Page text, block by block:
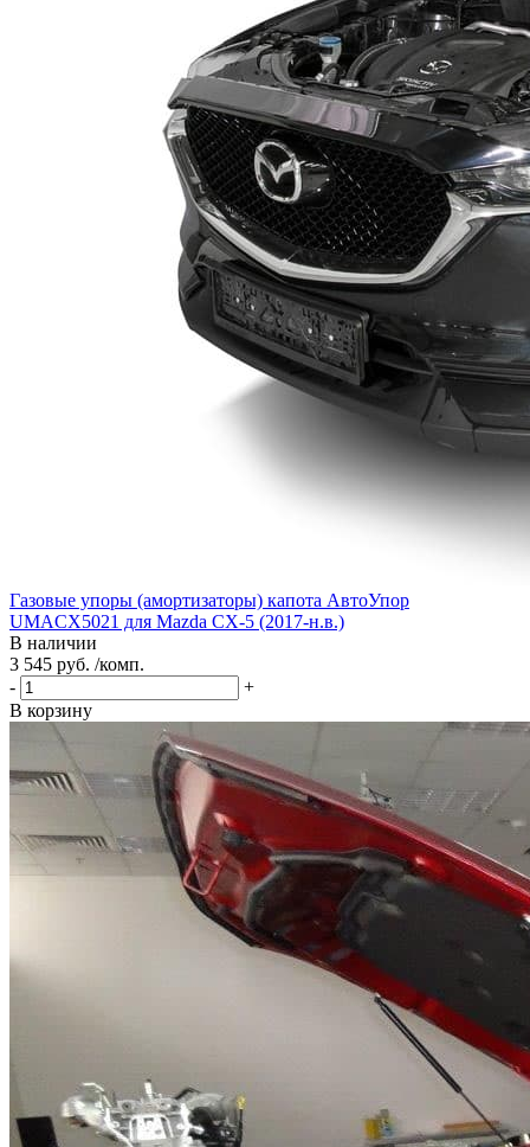
Газовые упоры (амортизаторы) капота АвтоУпор
UMACX5021 для Mazda CX-5 (2017-н.в.)
В наличии
3 545 руб. /комп.
-
+
В корзину